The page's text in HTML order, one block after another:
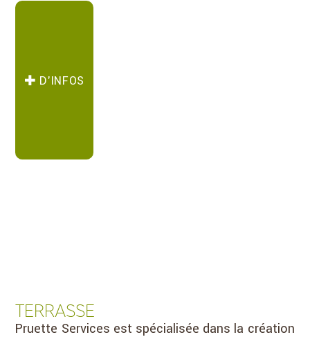
D’INFOS
TERRASSE
Pruette Services est spécialisée dans la création